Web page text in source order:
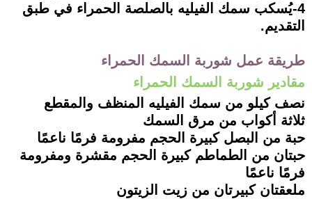
4-يُسكب سمك الفيليه بالصلصة الحمراء في طبق
التقديم.
طريقة عمل شوربة السمك الحمراء
مقادير شوربة السمك الحمراء
نصف كيلو من سمك الفيليه المنظف والمقطع
ثلاثة أكواب من مرق السمك
حبة من البصل كبيرة الحجم مفرومة فرمًا ناعمًا
حبتان من الطماطم كبيرة الحجم مقشرة ومفرومة
فرمًا ناعمًا
ملعقتان كبيرتان من زيت الزيتون